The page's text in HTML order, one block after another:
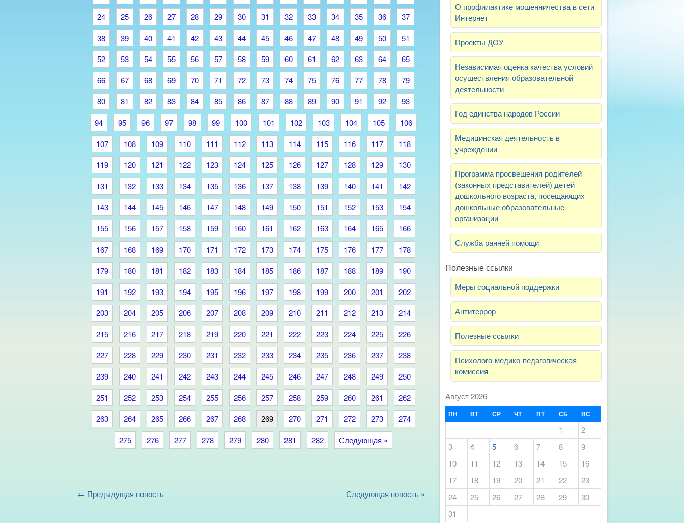
24
25 26 27 28 29 30 31 32 33 34 35 36
37
38
39 40 41 42 43 44 45 46 47 48 49 50
51
52
53 54 55 56 57 58 59 60 61 62 63 64
65
66
67 68 69 70 71 72 73 74 75 76 77 78
79
80
81 82 83 84 85 86 87 88 89 90 91 92
93
94
95 96 97 98 99 100 101 102 103 104 105
106
107
108 109 110 111 112 113 114 115 116 117
118
119
120 121 122 123 124 125 126 127 128 129
130
131
132 133 134 135 136 137 138 139 140 141
142
143
144 145 146 147 148 149 150 151 152 153
154
155
156 157 158 159 160 161 162 163 164 165
166
167
168 169 170 171 172 173 174 175 176 177
178
179
180 181 182 183 184 185 186 187 188 189
190
191
192 193 194 195 196 197 198 199 200 201
202
203
204 205 206 207 208 209 210 211 212 213
214
215
216 217 218 219 220 221 222 223 224 225
226
227
228 229 230 231 232 233 234 235 236 237
238
239
240 241 242 243 244 245 246 247 248 249
250
251
252 253 254 255 256 257 258 259 260 261
262
263
264 265 266 267 268 269 270 271 272 273
274
275
276 277 278 279 280 281 282 Следующая »
← Предыдущая новость Следующая новость »
О профилактике мошенничества в сети
Интернет
Проекты ДОУ
Независимая оценка качества условий
осуществления образовательной
деятельности
Год единства народов России
Медицинская деятельность в
учреждении
Программа просвещения родителей
(законных представителей) детей
дошкольного возраста, посещающих
дошкольные образовательные
организации
Служба ранней помощи
Полезные ссылки
Меры социальной поддержки
Антитеррор
Полезные ссылки
Психолого-медико-педагогическая
комиссия
Август 2026
ПН ВТ СР ЧТ ПТ СБ ВС
1
2
3
4 5 6 7 8
9
10
11 12 13 14 15
16
17
18 19 20 21 22
23
24
25 26 27 28 29
30
31